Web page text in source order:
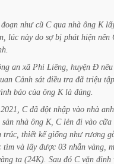
đoạn như cũ C qua nhà ông K
lúc này do sợ bị phát hiện nên
an xã Phi Liêng, huyện Đ nêu
Cảnh sát điều tra đã triệu tập,
báo của ông K là đúng.
2021, C đã đột nhập vào nhà anh
sản nhà ông K, C lẻn đi vào cữa
trúc, thiết kế giống như rương
tìm và lấy được 03 nhẫn vàng,
ta (24K). Sau đó C vặn đinh